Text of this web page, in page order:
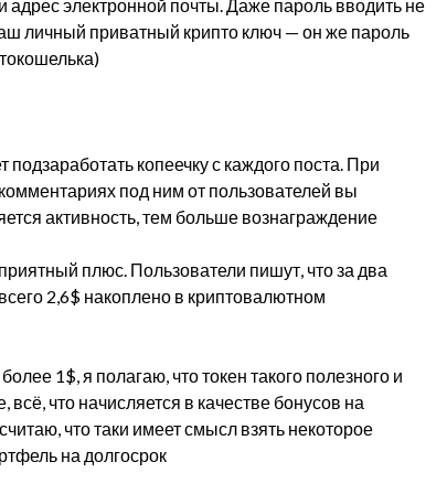
адрес электронной почты. Даже пароль вводить не
личный приватный крипто ключ — он же пароль
копеечку с каждого поста. При
под ним от пользователей вы
активность, тем больше вознаграждение
плюс. Пользователи пишут, что за два
2,6$ накоплено в криптовалютном
1$, я полагаю, что токен такого полезного и
что начисляется в качестве бонусов на
что таки имеет смысл взять некоторое
на долгосрок